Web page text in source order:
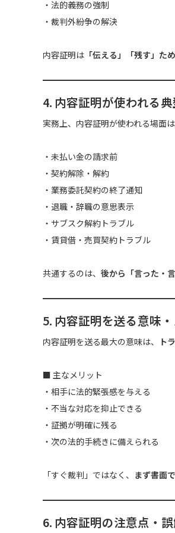
・法的義務の強制
・裁判外紛争の解決
内容証明は 「伝える」「残す」た
4. 内容証明が使われる
実務上、内容証明が使われる場面は
・未払い金の請求前
・契約解除・解約
・業務委託契約の終了通知
・退職・辞職の意思表示
・サブスク解約トラブル
・賃貸借・売買契約トラブル
共通するのは、 後から「言った・
5. 内容証明を送る意味
内容証明を送る最大の意味は、 ト
■ 主なメリット
・相手に法的緊張感を与える
・不当な対応を抑止できる
・証拠が明確に残る
・次の法的手続きに備えられる
「すぐ裁判」ではなく、 まず書面
6. 内容証明の注意点・